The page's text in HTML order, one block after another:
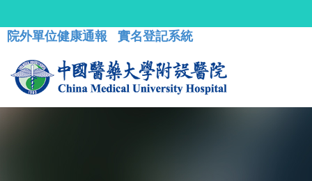
院外單位健康通報 實名登記系統